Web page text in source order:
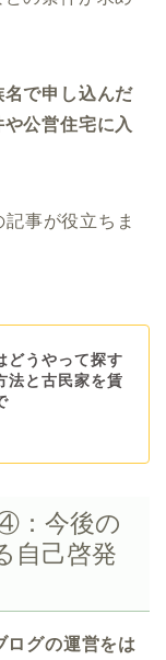
で申し込んだ
公営住宅に入
記事が役立ちま
どうやって探す
法と古民家を賃
：今後の
自己啓発
ログの運営をは